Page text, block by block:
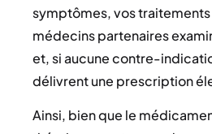
symptômes, vos traitements
médecins partenaires
et, si aucune contre-
délivrent une prescription
Ainsi, bien que le